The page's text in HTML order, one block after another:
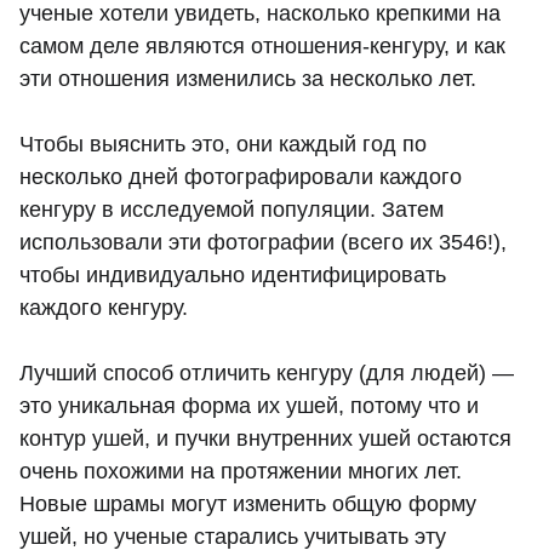
ученые хотели увидеть, насколько крепкими на
самом деле являются отношения-кенгуру, и как
эти отношения изменились за несколько лет.
Чтобы выяснить это, они каждый год по
несколько дней фотографировали каждого
кенгуру в исследуемой популяции. Затем
использовали эти фотографии (всего их 3546!),
чтобы индивидуально идентифицировать
каждого кенгуру.
Лучший способ отличить кенгуру (для людей) —
это уникальная форма их ушей, потому что и
контур ушей, и пучки внутренних ушей остаются
очень похожими на протяжении многих лет.
Новые шрамы могут изменить общую форму
ушей, но ученые старались учитывать эту